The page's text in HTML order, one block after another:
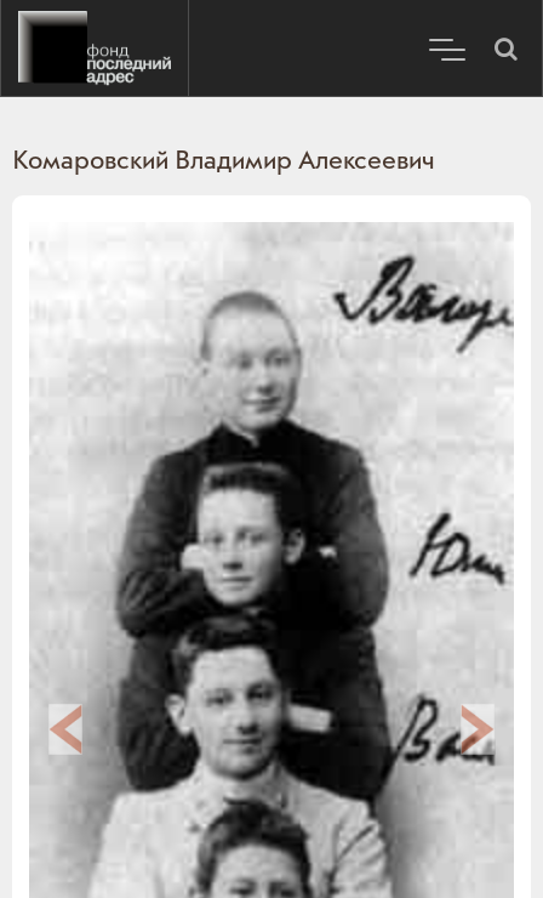
Комаровский Владимир Алексеевич